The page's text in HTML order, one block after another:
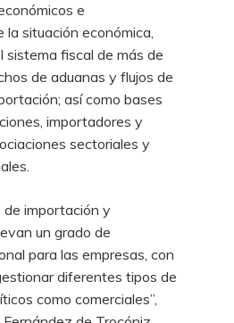
e
la situación económica,
sistema fiscal de más de
de aduanas y flujos de
así como bases
importadores y
sectoriales y
de importación y
un grado de
para las empresas, con
diferentes tipos de
como comerciales”,